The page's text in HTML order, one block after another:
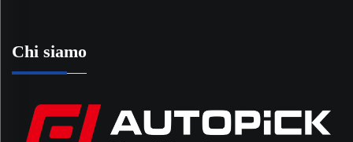
Chi siamo